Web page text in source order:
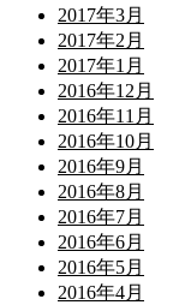
2017年3月
2017年2月
2017年1月
2016年12月
2016年11月
2016年10月
2016年9月
2016年8月
2016年7月
2016年6月
2016年5月
2016年4月